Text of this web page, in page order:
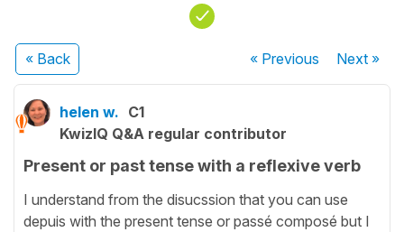
« Back « Previous Next»
helen w. C1
KwizIQ Q&A regular contributor
Present or past tense with a reflexive verb
I understand from the disucssion that you can use
depuis with the present tense or passé composé but I